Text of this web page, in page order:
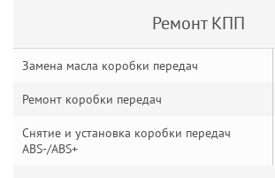
Ремонт КПП
Замена масла коробки передач
Ремонт коробки передач
Снятие и установка коробки передач
ABS-/ABS+